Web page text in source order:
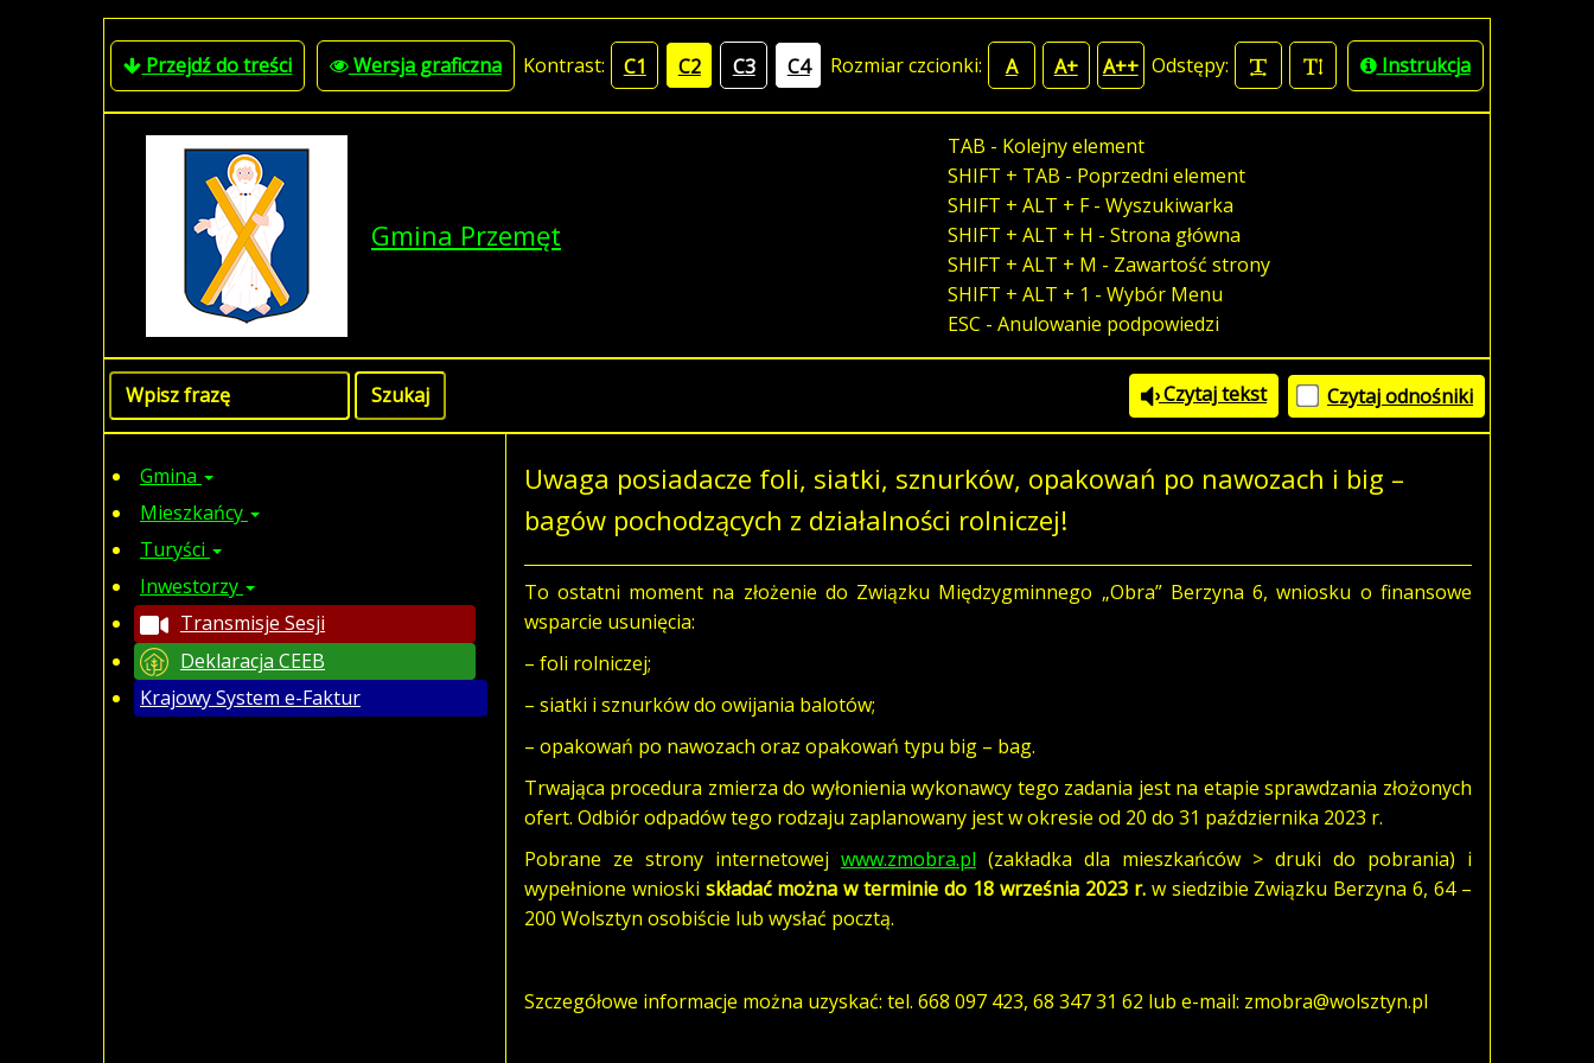
Przejdź do treści Wersja graficzna Kontrast: C1 C2 C3 C4 Rozmiar czcionki: A A+ A++ Odstępy: Instrukcja
Gmina Przemęt
TAB - Kolejny element
SHIFT + TAB - Poprzedni element
SHIFT + ALT + F - Wyszukiwarka
SHIFT + ALT + H - Strona główna
SHIFT + ALT + M - Zawartość strony
SHIFT + ALT + 1 - Wybór Menu
ESC - Anulowanie podpowiedzi
Czytaj tekst Czytaj odnośniki
Gmina
Mieszkańcy
Turyści
Inwestorzy
Transmisje Sesji
Deklaracja CEEB
Krajowy System e-Faktur
Uwaga posiadacze foli, siatki, sznurków, opakowań po nawozach i big –
bagów pochodzących z działalności rolniczej!
To ostatni moment na złożenie do Związku Międzygminnego „Obra” Berzyna 6, wniosku o finansowe
wsparcie usunięcia:
– foli rolniczej;
– siatki i sznurków do owijania balotów;
– opakowań po nawozach oraz opakowań typu big – bag.
Trwająca procedura zmierza do wyłonienia wykonawcy tego zadania jest na etapie sprawdzania złożonych
ofert. Odbiór odpadów tego rodzaju zaplanowany jest w okresie od 20 do 31 października 2023 r.
Pobrane ze strony internetowej www.zmobra.pl (zakładka dla mieszkańców > druki do pobrania) i
wypełnione wnioski składać można w terminie do 18 września 2023 r. w siedzibie Związku Berzyna 6, 64 –
200 Wolsztyn osobiście lub wysłać pocztą.
Szczegółowe informacje można uzyskać: tel. 668 097 423, 68 347 31 62 lub e-mail: zmobra@wolsztyn.pl